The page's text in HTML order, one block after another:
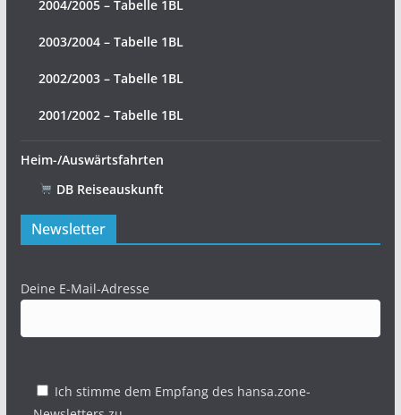
2004/2005 – Tabelle 1BL
2003/2004 – Tabelle 1BL
2002/2003 – Tabelle 1BL
2001/2002 – Tabelle 1BL
Heim-/Auswärtsfahrten
DB Reiseauskunft
Newsletter
Deine E-Mail-Adresse
Ich stimme dem Empfang des hansa.zone-